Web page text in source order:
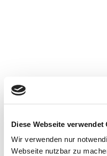
Diese Webseite verwendet
Wir verwenden nur
Webseite nutzbar zu